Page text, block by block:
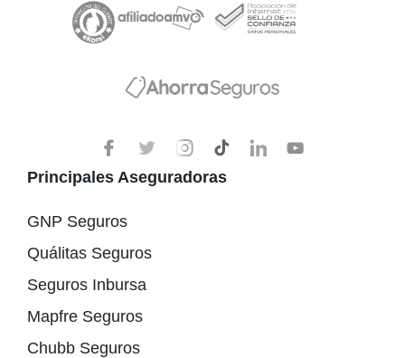
Principales Aseguradoras
GNP Seguros
Quálitas Seguros
Seguros Inbursa
Mapfre Seguros
Chubb Seguros